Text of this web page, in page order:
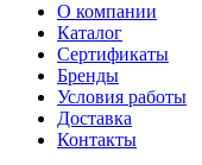
О компании
Каталог
Сертификаты
Бренды
Условия работы
Доставка
Контакты